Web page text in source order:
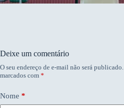
Deixe um comentário
O seu endereço de e-mail não será publicado.
marcados com *
Nome *